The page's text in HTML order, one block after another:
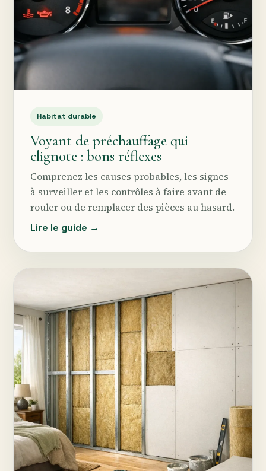
Habitat durable
Voyant de préchauffage qui
clignote : bons réflexes
Comprenez les causes probables, les signes
à surveiller et les contrôles à faire avant de
rouler ou de remplacer des pièces au hasard.
Lire le guide →